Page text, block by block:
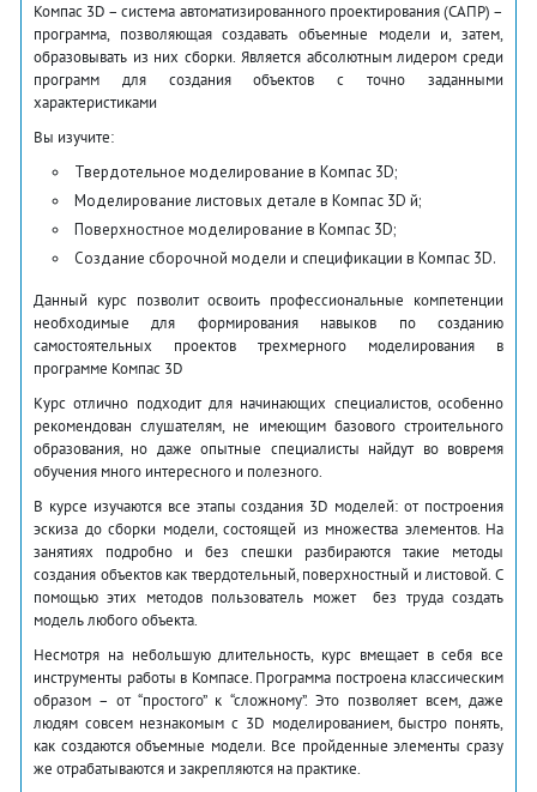
Компас 3D – система автоматизированного проектирования (САПР) –
программа, позволяющая создавать объемные модели и, затем,
образовывать из них сборки. Является абсолютным лидером среди
программ для создания объектов с точно заданными
характеристиками
Вы изучите:
Твердотельное моделирование в Компас 3D;
Моделирование листовых детале в Компас 3D й;
Поверхностное моделирование в Компас 3D;
Создание сборочной модели и спецификации в Компас 3D.
Данный курс позволит освоить профессиональные компетенции
необходимые для формирования навыков по созданию
самостоятельных проектов трехмерного моделирования в
программе Компас 3D
Курс отлично подходит для начинающих специалистов, особенно
рекомендован слушателям, не имеющим базового строительного
образования, но даже опытные специалисты найдут во вовремя
обучения много интересного и полезного.
В курсе изучаются все этапы создания 3D моделей: от построения
эскиза до сборки модели, состоящей из множества элементов. На
занятиях подробно и без спешки разбираются такие методы
создания объектов как твердотельный, поверхностный и листовой. С
помощью этих методов пользователь может без труда создать
модель любого объекта.
Несмотря на небольшую длительность, курс вмещает в себя все
инструменты работы в Компасе. Программа построена классическим
образом – от “простого” к “сложному”. Это позволяет всем, даже
людям совсем незнакомым с 3D моделированием, быстро понять,
как создаются объемные модели. Все пройденные элементы сразу
же отрабатываются и закрепляются на практике.